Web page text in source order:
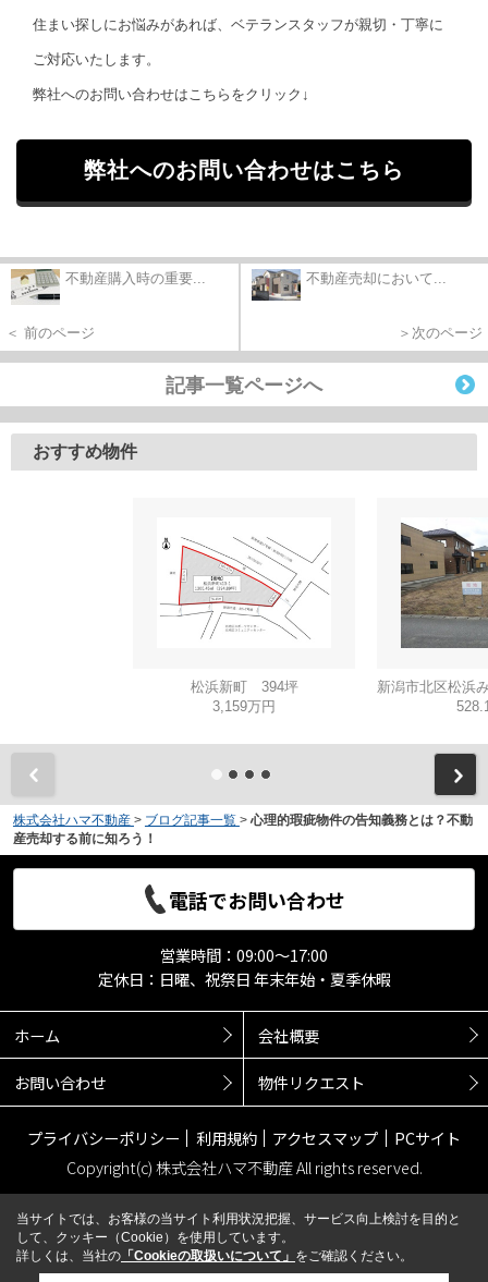
住まい探しにお悩みがあれば、ベテランスタッフが親切・丁寧に
ご対応いたします。
弊社へのお問い合わせはこちらをクリック↓
弊社へのお問い合わせはこちら
不動産購入時の重要...
＜ 前のページ
不動産売却において...
＞次のページ
記事一覧ページへ
おすすめ物件
松浜新町 394坪
3,159万円
株式会社ハマ不動産 > ブログ記事一覧 > 心理的瑕疵物件の告知義務とは？不動
産売却する前に知ろう！
電話でお問い合わせ
営業時間：09:00～17:00
定休日：日曜、祝祭日 年末年始・夏季休暇
ホーム 会社概要
お問い合わせ 物件リクエスト
プライバシーポリシー 利用規約 アクセスマップ
PCサイト
Copyright(c) 株式会社ハマ不動産 All rights reserved.
当サイトでは、お客様の当サイト利用状況把握、サービス向上検討を目的と
して、クッキー（Cookie）を使用しています。
詳しくは、当社の 「Cookieの取扱いについて」 をご確認ください。